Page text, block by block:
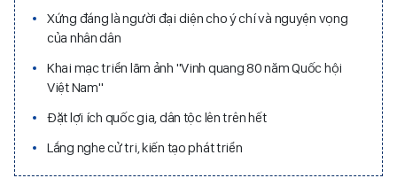
Xứng đáng là người đại diện cho ý chí và nguyện vọng
của nhân dân
Khai mạc triển lãm ảnh "Vinh quang 80 năm Quốc hội
Việt Nam"
Đặt lợi ích quốc gia, dân tộc lên trên hết
Lắng nghe cử tri, kiến tạo phát triển